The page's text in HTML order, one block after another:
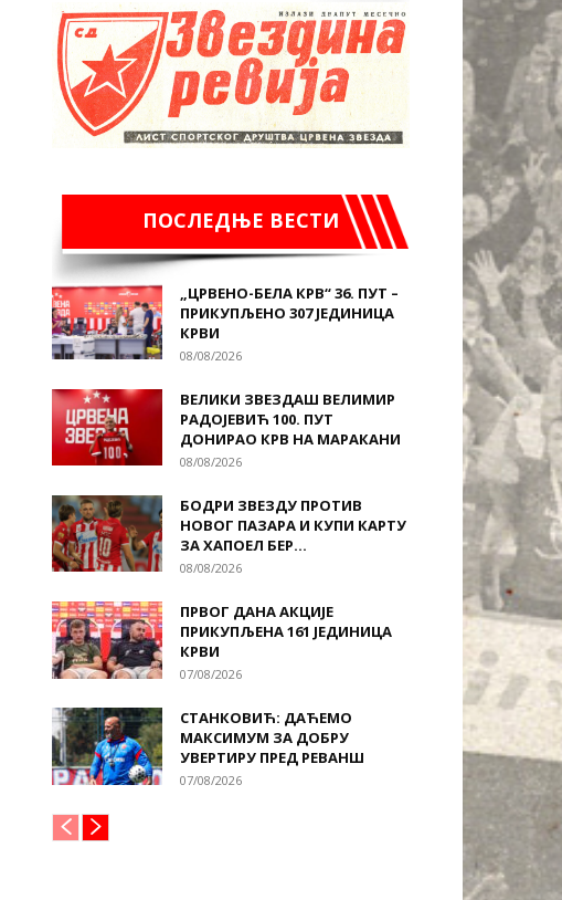
ПОСЛЕДЊЕ ВЕСТИ
„ЦРВЕНО-БЕЛА КРВ“ 36. ПУТ –
ПРИКУПЉЕНО 307 ЈЕДИНИЦА
КРВИ
08/08/2026
ВЕЛИКИ ЗВЕЗДАШ ВЕЛИМИР
РАДОЈЕВИЋ 100. ПУТ
ДОНИРАО КРВ НА МАРАКАНИ
08/08/2026
БОДРИ ЗВЕЗДУ ПРОТИВ
НОВОГ ПАЗАРА И КУПИ КАРТУ
ЗА ХАПОЕЛ БЕР...
08/08/2026
ПРВОГ ДАНА АКЦИЈЕ
ПРИКУПЉЕНА 161 ЈЕДИНИЦА
КРВИ
07/08/2026
СТАНКОВИЋ: ДАЋЕМО
МАКСИМУМ ЗА ДОБРУ
УВЕРТИРУ ПРЕД РЕВАНШ
07/08/2026